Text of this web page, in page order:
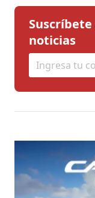
noticias